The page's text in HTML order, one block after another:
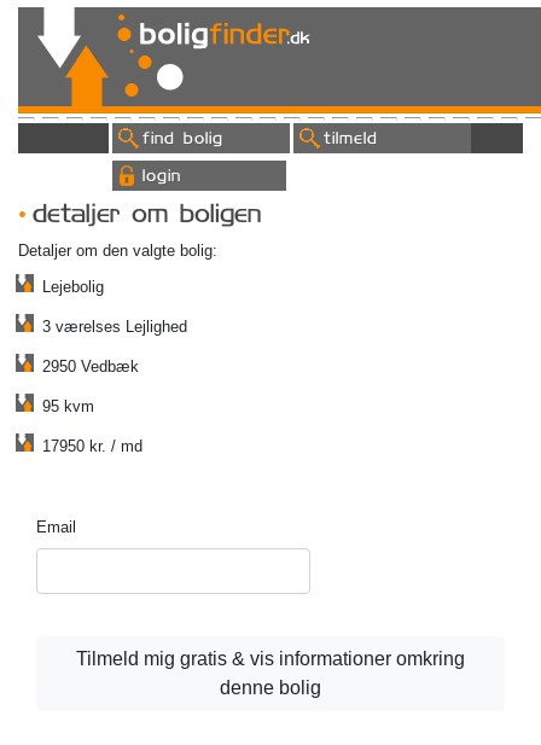
find bolig tilmeld
login
detaljer om boligen
Detaljer om den valgte bolig:
Lejebolig
3 værelses Lejlighed
2950 Vedbæk
95 kvm
17950 kr. / md
Email
Tilmeld mig gratis & vis informationer omkring
denne bolig